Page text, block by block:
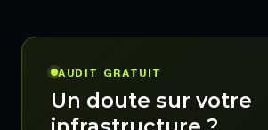
AUDIT GRATUIT
Un doute sur votre